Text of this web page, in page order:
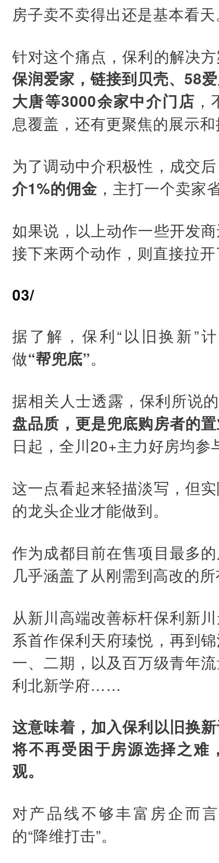
房子卖不卖得出还是基本看
针对这个痛点，保利的解决
保润爱家，链接到贝壳、58
大唐等3000余家中介门店
息覆盖，还有更聚焦的展示
为了调动中介积极性，成交
介1%的佣金 ，主打一个卖家
如果说，以上动作一些开发
接下来两个动作，则直接拉
03/
据了解，保利“以旧换新”
做“帮兜底”。
据相关人士透露，保利所说
盘品质，更是兜底购房者的
日起，全川20+主力好房均参
这一点看起来轻描淡写，但
的龙头企业才能做到。
作为成都目前在售项目最多
几乎涵盖了从刚需到高改的
从新川高端改善标杆保利新
系首作保利天府瑧悦，再到
一、二期，以及百万级青年
利北新学府……
这意味着，加入保利以旧换
将不再受困于房源选择之难
观。
对产品线不够丰富房企而
的“降维打击”。